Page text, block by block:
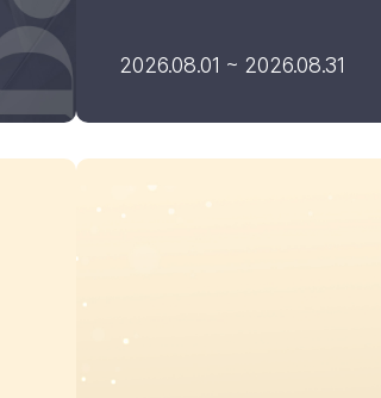
2026.08.01 ~ 2026.08.31